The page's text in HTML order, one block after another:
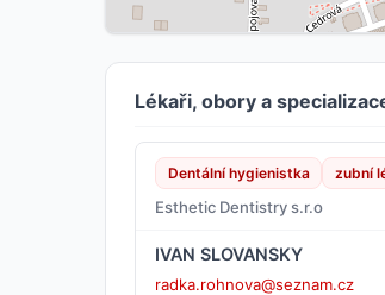
Lékaři, obory a
Dentální hygienistka zubní
Esthetic Dentistry s.r.o
IVAN SLOVANSKY
radka.rohnova@seznam.cz